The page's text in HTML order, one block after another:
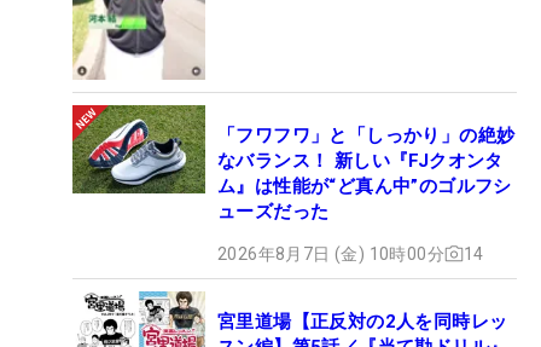
「フワフワ」と「しっかり」の絶妙
なバランス！ 新しい『FJクオンタ
ム』は性能が“ど真ん中”のゴルフシ
ューズだった
2026年8月7日 (金) 10時00分 14
宮里道場【正反対の2人を同時レッ